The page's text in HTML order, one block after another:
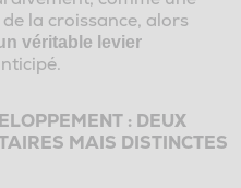
la croissance, alors
véritable levier
: DEUX
MAIS DISTINCTES